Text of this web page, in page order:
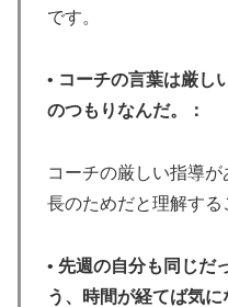
です。
• コーチの言葉は厳し
のつもりなんだ。：
コーチの厳しい指導
長のためだと理解する
• 先週の自分も同じだ
う、時間が経てば気に